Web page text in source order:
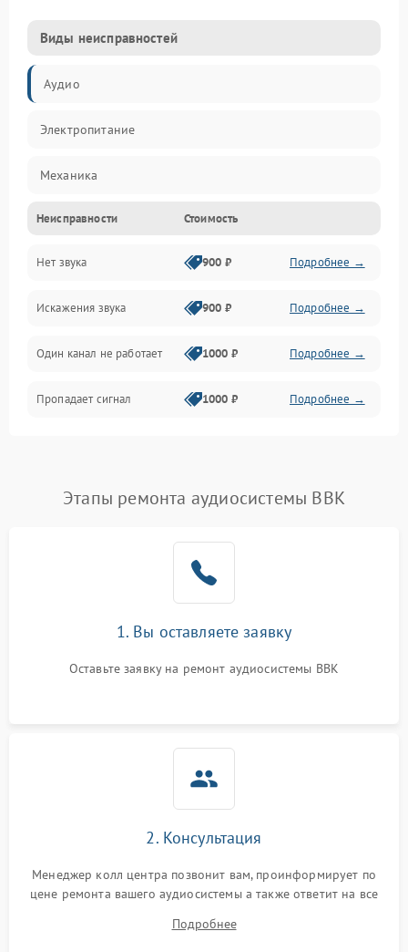
Виды неисправностей
Аудио
Электропитание
Механика
Управление
Корпус/Герметичность
Электронные компоненты
Неисправности Стоимость
Нет звука 900 ₽ Подробнее →
Искажения звука 900 ₽ Подробнее →
Один канал не работает 1000 ₽ Подробнее →
Пропадает сигнал 1000 ₽ Подробнее →
Этапы ремонта аудиосистемы BBK
1. Вы оставляете заявку
Оставьте заявку на ремонт аудиосистемы BBK
2. Консультация
Менеджер колл центра позвонит вам, проинформирует по
цене ремонта вашего аудиосистемы а также ответит на все
Подробнее